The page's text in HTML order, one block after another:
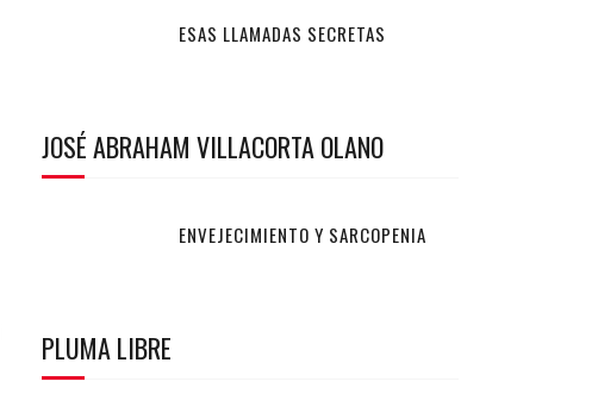
ESAS LLAMADAS SECRETAS
JOSÉ ABRAHAM VILLACORTA OLANO
ENVEJECIMIENTO Y SARCOPENIA
PLUMA LIBRE